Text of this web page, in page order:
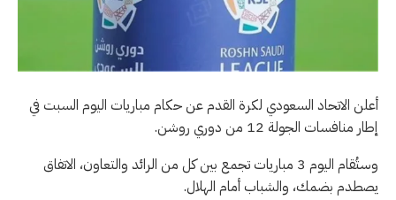
أعلن الاتحاد السعودي لكرة القدم عن حكام مباريات اليوم السبت في
إطار منافسات الجولة 12 من دوري روشن.
وستُقام اليوم 3 مباريات تجمع بين كل من الرائد والتعاون، الاتفاق
يصطدم بضمك، والشباب أمام الهلال.